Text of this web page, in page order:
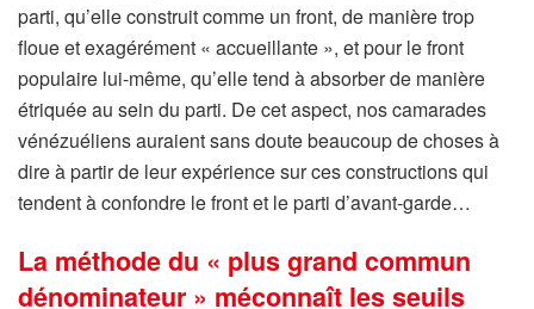
parti, qu’elle construit comme un front, de manière trop
floue et exagérément « accueillante », et pour le front
populaire lui-même, qu’elle tend à absorber de manière
étriquée au sein du parti. De cet aspect, nos camarades
vénézuéliens auraient sans doute beaucoup de choses à
dire à partir de leur expérience sur ces constructions qui
tendent à confondre le front et le parti d’avant-garde…
La méthode du « plus grand commun
dénominateur » méconnaît les seuils